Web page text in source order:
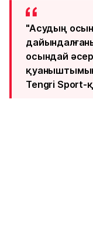
"Асудың
осындай
Tengri Sport-